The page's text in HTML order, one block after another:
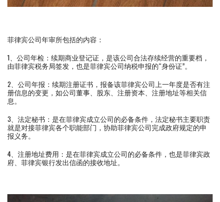
菲律宾公司年审所包括的内容：
1、公司年检：续期商业登记证，是该公司合法存续经营的重要档，
由菲律宾税务局签发，也是菲律宾公司纳税申报的“身份证”。
2、公司年报：续期注册证书，报备该菲律宾公司上一年度是否有注
册信息的变更，如公司董事、股东、注册资本、注册地址等相关信
息。
3、法定秘书：是在菲律宾成立公司的必备条件，法定秘书主要职责
就是对接菲律宾各个职能部门，协助菲律宾公司完成政府规定的申
报义务。
4、注册地址费用：是在菲律宾成立公司的必备条件，也是菲律宾政
府、菲律宾银行发出信函的接收地址。